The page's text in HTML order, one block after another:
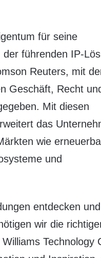
für seine
führenden IP-
Reuters, mit
Geschäft, Recht
Mit diesen
das
wie
und
entdecken
wir die
Technology